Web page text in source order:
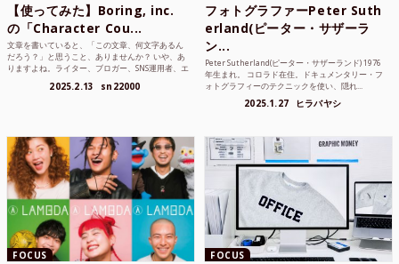
【使ってみた】Boring, inc.
の「Character Cou...
文章を書いていると、「この文章、何文字あるん
だろう？」と思うこと、ありませんか？ いや、あ
りますよね。ライター、ブロガー、SNS運用者、エ
2025.2.13 sn22000
フォトグラファーPeter Suth
erland(ピーター・サザーラ
ン...
Peter Sutherland(ピーター・サザーランド) 1976
年生まれ。 コロラド在住。ドキュメンタリー・フ
ォトグラフィーのテクニックを使い、隠れ...
2025.1.27 ヒラバヤシ
FOCUS FOCUS